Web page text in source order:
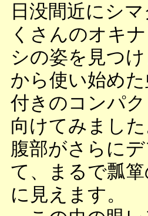
日没間近にシ
くさんのオキ
シの姿を見つ
から使い始め
付きのコンパ
向けてみまし
腹部がさらに
て、まるで瓢
に見えます。